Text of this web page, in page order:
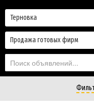
Продажа готовых фирм
Терновка